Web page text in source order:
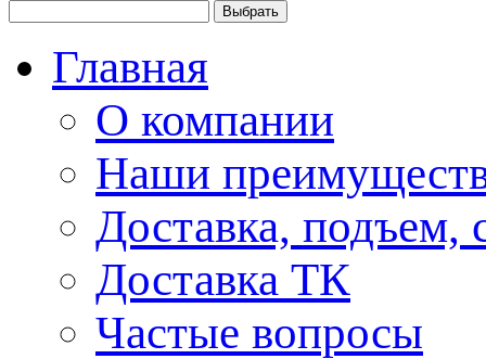
Главная
О компании
Наши
Доставка, подъем,
Доставка ТК
Частые вопросы